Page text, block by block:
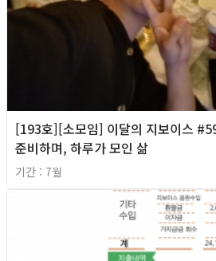
[193호][소모임] 이달의 지보이스
준비하며, 하루가 모인 삶
기간 : 7월